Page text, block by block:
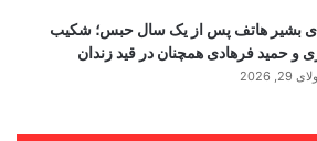
بشیر هاتف پس از یک سال حبس؛ شکیب
و حمید فرهادی همچنان در قید زندان
29, 2026